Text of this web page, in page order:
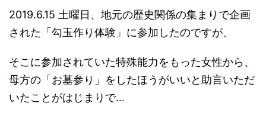
2019.6.15 土曜日、地元の歴史関係の集まりで企画
された「勾玉作り体験」に参加したのですが、
そこに参加されていた特殊能力をもった女性から、
母方の「お墓参り」をしたほうがいいと助言いただ
いたことがはじまりで…